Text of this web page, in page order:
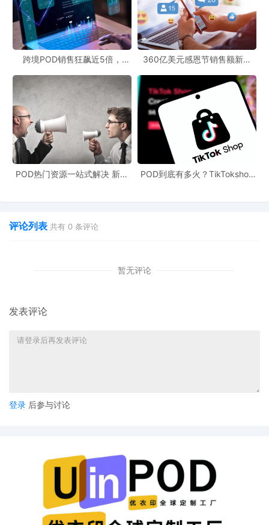
调整定价周期，避免长期促销
监控历史售价变化，适时恢复原价
确保折扣幅度真实有效
二、优惠券费用新政：成本封顶，明日生效
政策亮点
自11月5日起，优惠券费用设置
$2000美元封顶上限，大幅
降低高销量卖家的营销成本。
费用对比
场景 旧规则
$5万销售额
现有优惠券需
欧洲站：费率1.5%，上限€1500
日本站：费率1%，上限¥15000
整体趋势：降低费率+设置上限，减轻卖家负担
跨境POD销售狂飙近5倍，
360亿美元感恩节销售额新纪
新风潮！
POD热门资源一站式解决 新手
POD到底有多火？TikTokshop
评论列表 共有 0 条评论
暂无评论
发表评论
登录 后参与讨论